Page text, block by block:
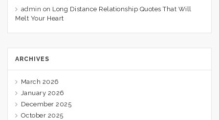
admin on Long Distance Relationship Quotes That Will
Melt Your Heart
ARCHIVES
March 2026
January 2026
December 2025
October 2025